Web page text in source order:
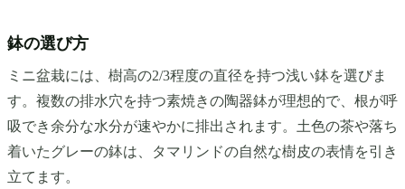
鉢の選び方
ミニ盆栽には、樹高の2/3程度の直径を持つ浅い鉢を選びま
す。複数の排水穴を持つ素焼きの陶器鉢が理想的で、根が呼
吸でき余分な水分が速やかに排出されます。土色の茶や落ち
着いたグレーの鉢は、タマリンドの自然な樹皮の表情を引き
立てます。